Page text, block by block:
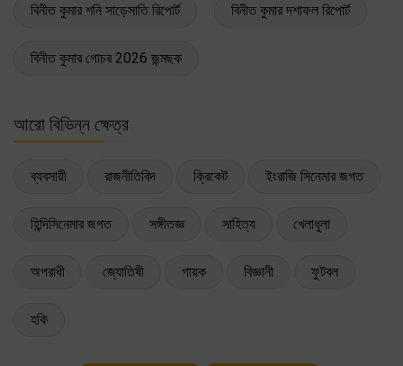
বিনীত কুমার শনি সাড়েসাতি রিপোর্ট বিনীত কুমার দশাফল রিপোর্ট
বিনীত কুমার গোচর 2026 জন্মছক
আরো বিভিন্ন ক্ষেত্র
ব্যবসায়ী রাজনীতিবিদ ক্রিকেট ইংরাজি সিনেমার জগত
হিন্দিসিনেমার জগত সঙ্গীতজ্ঞ সাহিত্য খেলাধুলা
অপরাধী জ্যোতিষী গায়ক বিজ্ঞানী ফুটবল
হকি